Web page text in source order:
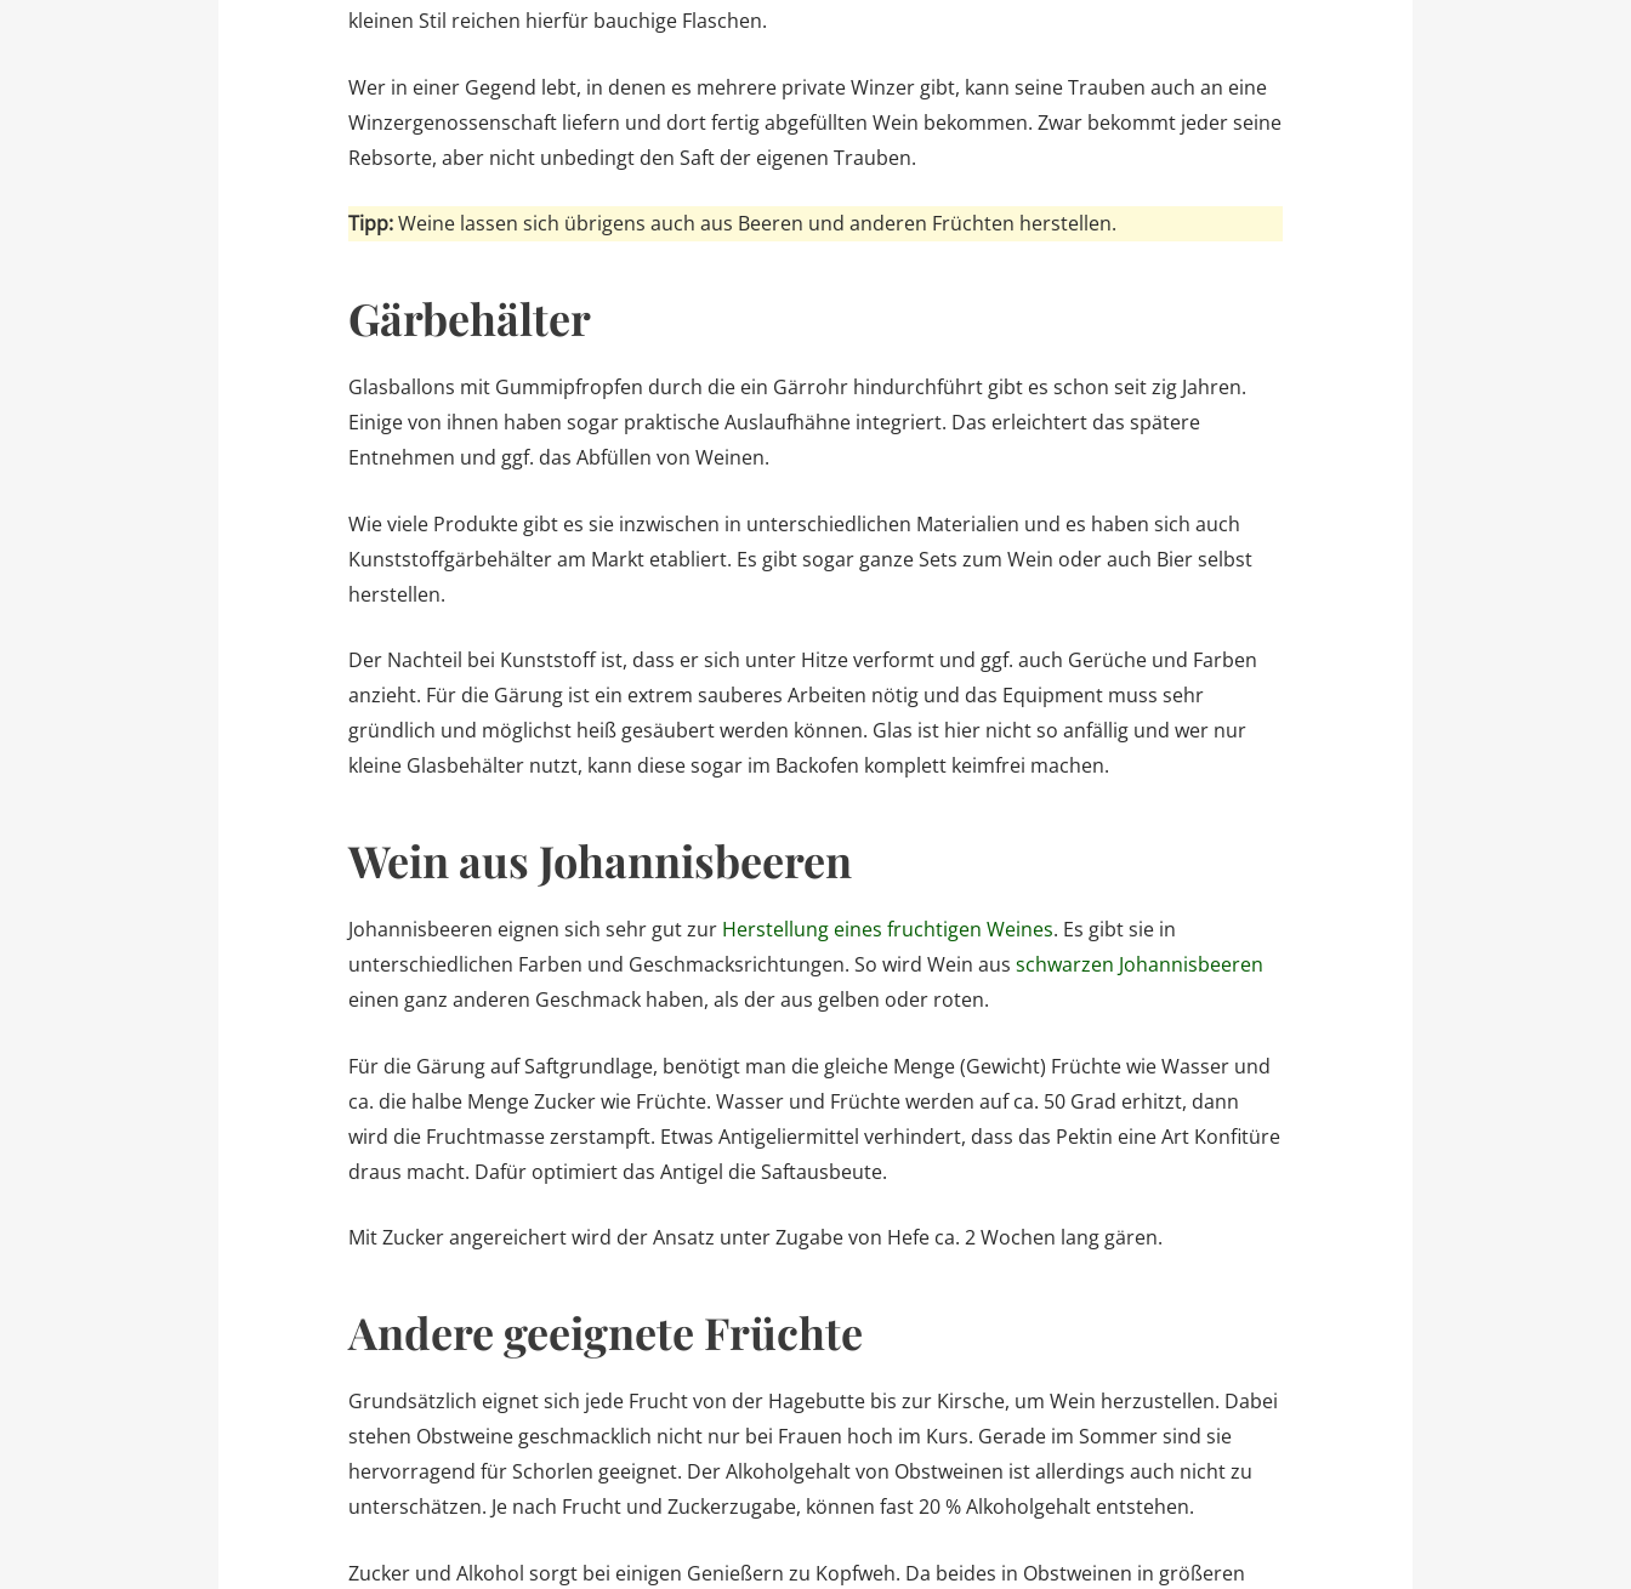
kleinen Stil reichen hierfür bauchige Flaschen.
Wer in einer Gegend lebt, in denen es mehrere private Winzer gibt, kann seine Trauben auch an eine
Winzergenossenschaft liefern und dort fertig abgefüllten Wein bekommen. Zwar bekommt jeder seine
Rebsorte, aber nicht unbedingt den Saft der eigenen Trauben.
Tipp:Weine lassen sich übrigens auch aus Beeren und anderen Früchten herstellen.
Gärbehälter
Glasballons mit Gummipfropfen durch die ein Gärrohr hindurchführt gibt es schon seit zig Jahren.
Einige von ihnen haben sogar praktische Auslaufhähne integriert. Das erleichtert das spätere
Entnehmen und ggf. das Abfüllen von Weinen.
Wie viele Produkte gibt es sie inzwischen in unterschiedlichen Materialien und es haben sich auch
Kunststoffgärbehälter am Markt etabliert. Es gibt sogar ganze Sets zum Wein oder auch Bier selbst
herstellen.
Der Nachteil bei Kunststoff ist, dass er sich unter Hitze verformt und ggf. auch Gerüche und Farben
anzieht. Für die Gärung ist ein extrem sauberes Arbeiten nötig und das Equipment muss sehr
gründlich und möglichst heiß gesäubert werden können. Glas ist hier nicht so anfällig und wer nur
kleine Glasbehälter nutzt, kann diese sogar im Backofen komplett keimfrei machen.
Wein aus Johannisbeeren
Johannisbeeren eignen sich sehr gut zur Herstellung eines fruchtigen Weines. Es gibt sie in
unterschiedlichen Farben und Geschmacksrichtungen. So wird Wein aus schwarzen Johannisbeeren
einen ganz anderen Geschmack haben, als der aus gelben oder roten.
Für die Gärung auf Saftgrundlage, benötigt man die gleiche Menge (Gewicht) Früchte wie Wasser und
ca. die halbe Menge Zucker wie Früchte. Wasser und Früchte werden auf ca. 50 Grad erhitzt, dann
wird die Fruchtmasse zerstampft. Etwas Antigeliermittel verhindert, dass das Pektin eine Art Konfitüre
draus macht. Dafür optimiert das Antigel die Saftausbeute.
Mit Zucker angereichert wird der Ansatz unter Zugabe von Hefe ca. 2 Wochen lang gären.
Andere geeignete Früchte
Grundsätzlich eignet sich jede Frucht von der Hagebutte bis zur Kirsche, um Wein herzustellen. Dabei
stehen Obstweine geschmacklich nicht nur bei Frauen hoch im Kurs. Gerade im Sommer sind sie
hervorragend für Schorlen geeignet. Der Alkoholgehalt von Obstweinen ist allerdings auch nicht zu
unterschätzen. Je nach Frucht und Zuckerzugabe, können fast 20 % Alkoholgehalt entstehen.
Zucker und Alkohol sorgt bei einigen Genießern zu Kopfweh. Da beides in Obstweinen in größeren